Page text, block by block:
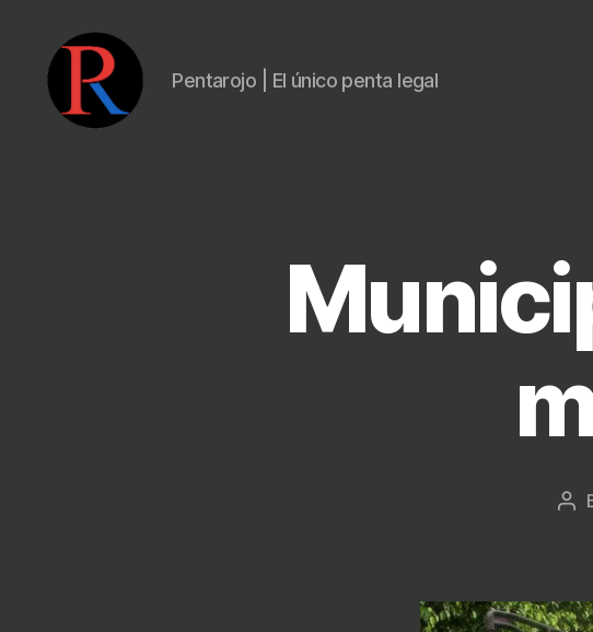
Pentarojo | El único penta legal